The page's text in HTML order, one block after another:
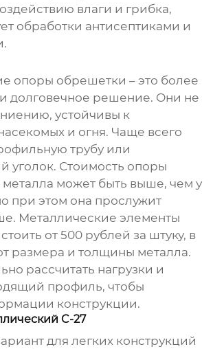
влаги и грибка,
обработки антисептиками и
опоры обрешетки – это более
долговечное решение. Они не
устойчивы к
и огня. Чаще всего
трубу или
уголок. Стоимость опоры
может быть выше, чем у
при этом она прослужит
Металлические элементы
от 500 рублей за штуку, в
размера и толщины металла.
рассчитать нагрузки и
профиль, чтобы
конструкции.
C-27
для легких конструкций